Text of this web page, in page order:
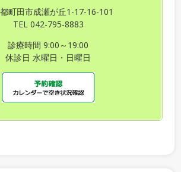
町田市成瀬が丘1-17-16-101
TEL 042-795-8883
診療時間 9:00～19:00
休診日 水曜日・日曜日